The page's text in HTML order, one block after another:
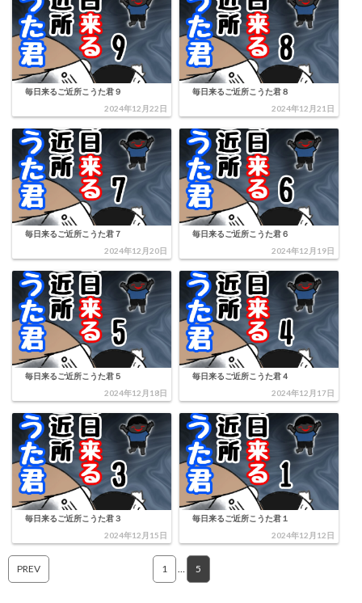
毎日来るご近所こうた君９
2024年12月22日
毎日来るご近所こうた君８
2024年12月21日
毎日来るご近所こうた君７
2024年12月20日
毎日来るご近所こうた君６
2024年12月19日
毎日来るご近所こうた君５
2024年12月18日
毎日来るご近所こうた君４
2024年12月17日
毎日来るご近所こうた君３
2024年12月15日
毎日来るご近所こうた君１
2024年12月12日
PREV 1 5